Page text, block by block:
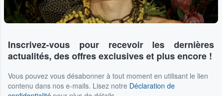
Inscrivez-vous pour recevoir les dernières
actualités, des offres exclusives et plus encore !
Vous pouvez vous désabonner à tout moment en utilisant le lien
contenu dans nos e-mails. Lisez notre Déclaration de